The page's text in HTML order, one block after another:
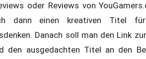
oder Reviews von
dann einen kreativen Titel
Danach soll man den Link
den ausgedachten Titel an den